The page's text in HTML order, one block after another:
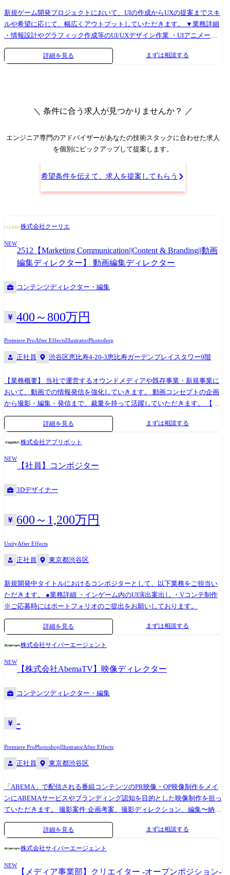
新規ゲーム開発プロジェクトにおいて、UIの作成からUXの提案までスキ
ルや希望に応じて、幅広くアウトプットしていただきます。 ▼業務詳細
・情報設計やグラフィック作成等のUI/UXデザイン作業 ・UIアニメーシ
ョンや演出アニメーション制作 ・インタラクションや演出などのVコン
詳細を見る まずは相談する
＼ 条件に合う求人が見つかりませんか？ ／
エンジニア専門のアドバイザーがあなたの技術スタックに合わせた求人
を個別にピックアップして提案します。
希望条件を伝えて、求人を提案してもらう
株式会社クーリエ
NEW
2512【Marketing Communication||Content & Branding||動画
編集ディレクター】 動画編集ディレクター
コンテンツディレクター・編集
400～800万円
Premiere ProAfter EffectsIllustratorPhotoshop
正社員 渋谷区恵比寿4-20-3恵比寿ガーデンプレイスタワー9階
【業務概要】 当社で運営するオウンドメディアや既存事業・新規事業に
おいて、動画での情報発信を強化していきます。 動画コンセプトの企画
から撮影・編集・発信まで、裁量を持って活躍していただきます。 【具
体的な業務内容】 ・動画コンテンツの企画、制作ディレクション ・各
SNSプラットフォームを活用した企画 ・動画コンテンツの品質保証 ・再
の動画コンテンツ制作 ・ランディングページ、バナー、アイコン等の制
題の解決にアプローチすることがミッションです。 将来的には、動画コ
ンテンツのみならずサイトで扱うコンテンツの中長期的な施策について
社の指示する業務への異動を命じることがある
詳細を見る まずは相談する
株式会社アプリボット
NEW
【社員】コンポジター
3Dデザイナー
600～1,200万円
UnityAfter Effects
正社員 東京都渋谷区
新規開発中タイトルにおけるコンポジターとして、以下業務をご担当い
ただきます。 ●業務詳細 ・インゲーム内のUI演出案出し ・Vコンテ制作
※ご応募時にはポートフォリオのご提出をお願いしております。
詳細を見る まずは相談する
株式会社サイバーエージェント
NEW
【株式会社AbemaTV】映像ディレクター
コンテンツディレクター・編集
-
Premiere ProPhotoshopIllustratorAfter Effects
正社員 東京都渋谷区
「ABEMA」で配信される番組コンテンツのPR映像・OP映像制作をメイ
ンにABEMAサービスやブランディング認知を目的とした映像制作を担っ
ていただきます。 撮影案件:企画考案、撮影ディレクション、編集〜納品
編集案件:編集構成作成、外部制作会社へ発注、品質ディレクション *ス
キルや経験に応じて、対応範囲を変更可能です *どちらの形式の案件
も、全体進行管理業務を含みます *編集案件:撮影案件の割合は7:3程にな
作・編集に関わっていただきます。 ・ABEMA公式X ・ABEMA公式
詳細を見る まずは相談する
株式会社サイバーエージェント
NEW
【メディア事業部】クリエイター -オープンポジション-